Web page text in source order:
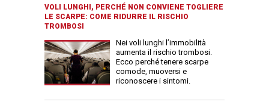
VOLI LUNGHI, PERCHÉ NON CONVIENE TOGLIERE
LE SCARPE: COME RIDURRE IL RISCHIO
TROMBOSI
Nei voli lunghi l’immobilità
aumenta il rischio trombosi.
Ecco perché tenere scarpe
comode, muoversi e
riconoscere i sintomi.